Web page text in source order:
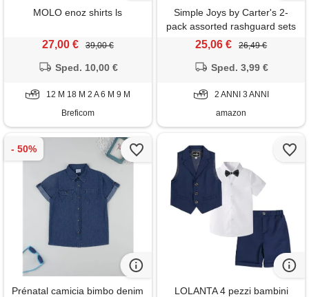
MOLO enoz shirts ls
27,00 € 39,00 €
Sped. 10,00 €
12 M 18 M 2 A 6 M 9 M
Breficom
Simple Joys by Carter's 2-
pack assorted rashguard sets
camicia rash guard, blu
(pacco da 2) bambino-
25,06 € 26,49 €
Sped. 3,99 €
2 ANNI 3 ANNI
amazon
Prénatal camicia bimbo denim
LOLANTA 4 pezzi bambini